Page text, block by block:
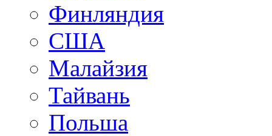
Финляндия
США
Малайзия
Тайвань
Польша